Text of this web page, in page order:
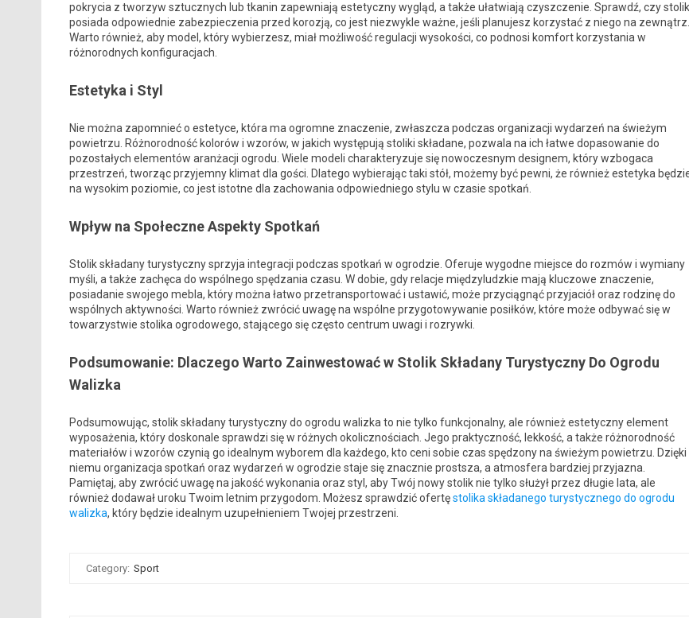
pokrycia z tworzyw sztucznych lub tkanin zapewniają estetyczny wygląd, a także ułatwiają czyszczenie. Sprawdź, czy stolik
posiada odpowiednie zabezpieczenia przed korozją, co jest niezwykle ważne, jeśli planujesz korzystać z niego na zewnątrz.
Warto również, aby model, który wybierzesz, miał możliwość regulacji wysokości, co podnosi komfort korzystania w
różnorodnych konfiguracjach.
Estetyka i Styl
Nie można zapomnieć o estetyce, która ma ogromne znaczenie, zwłaszcza podczas organizacji wydarzeń na świeżym
powietrzu. Różnorodność kolorów i wzorów, w jakich występują stoliki składane, pozwala na ich łatwe dopasowanie do
pozostałych elementów aranżacji ogrodu. Wiele modeli charakteryzuje się nowoczesnym designem, który wzbogaca
przestrzeń, tworząc przyjemny klimat dla gości. Dlatego wybierając taki stół, możemy być pewni, że również estetyka
na wysokim poziomie, co jest istotne dla zachowania odpowiedniego stylu w czasie spotkań.
Wpływ na Społeczne Aspekty Spotkań
Stolik składany turystyczny sprzyja integracji podczas spotkań w ogrodzie. Oferuje wygodne miejsce do rozmów i wymiany
myśli, a także zachęca do wspólnego spędzania czasu. W dobie, gdy relacje międzyludzkie mają kluczowe znaczenie,
posiadanie swojego mebla, który można łatwo przetransportować i ustawić, może przyciągnąć przyjaciół oraz rodzinę do
wspólnych aktywności. Warto również zwrócić uwagę na wspólne przygotowywanie posiłków, które może odbywać się w
towarzystwie stolika ogrodowego, stającego się często centrum uwagi i rozrywki.
Podsumowanie: Dlaczego Warto Zainwestować w Stolik Składany Turystyczny Do Ogrodu
Walizka
Podsumowując, stolik składany turystyczny do ogrodu walizka to nie tylko funkcjonalny, ale również estetyczny element
wyposażenia, który doskonale sprawdzi się w różnych okolicznościach. Jego praktyczność, lekkość, a także różnorodność
materiałów i wzorów czynią go idealnym wyborem dla każdego, kto ceni sobie czas spędzony na świeżym powietrzu. Dzięki
niemu organizacja spotkań oraz wydarzeń w ogrodzie staje się znacznie prostsza, a atmosfera bardziej przyjazna.
Pamiętaj, aby zwrócić uwagę na jakość wykonania oraz styl, aby Twój nowy stolik nie tylko służył przez długie lata, ale
również dodawał uroku Twoim letnim przygodom. Możesz sprawdzić ofertęstolika składanego turystycznego do ogrodu
walizka, który będzie idealnym uzupełnieniem Twojej przestrzeni.
Category: Sport